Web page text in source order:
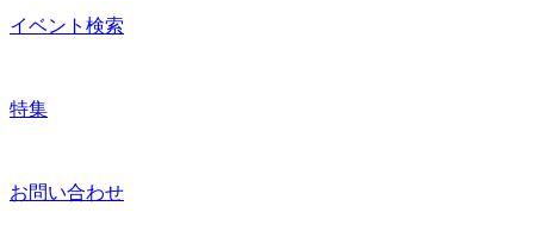
イベント検索
特集
お問い合わせ